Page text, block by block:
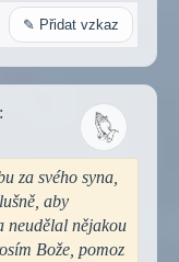
✎ Přidat vzkaz
:
za svého syna,
aby
neudělal nějakou
Bože, pomoz